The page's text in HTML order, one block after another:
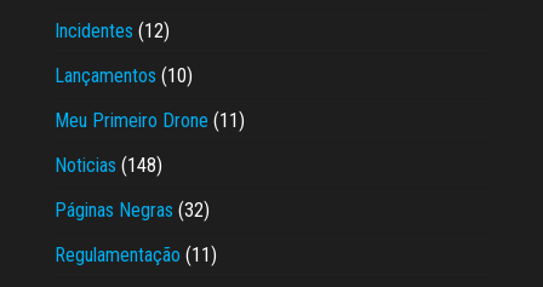
Incidentes (12)
Lançamentos (10)
Meu Primeiro Drone (11)
Noticias (148)
Páginas Negras (32)
Regulamentação (11)